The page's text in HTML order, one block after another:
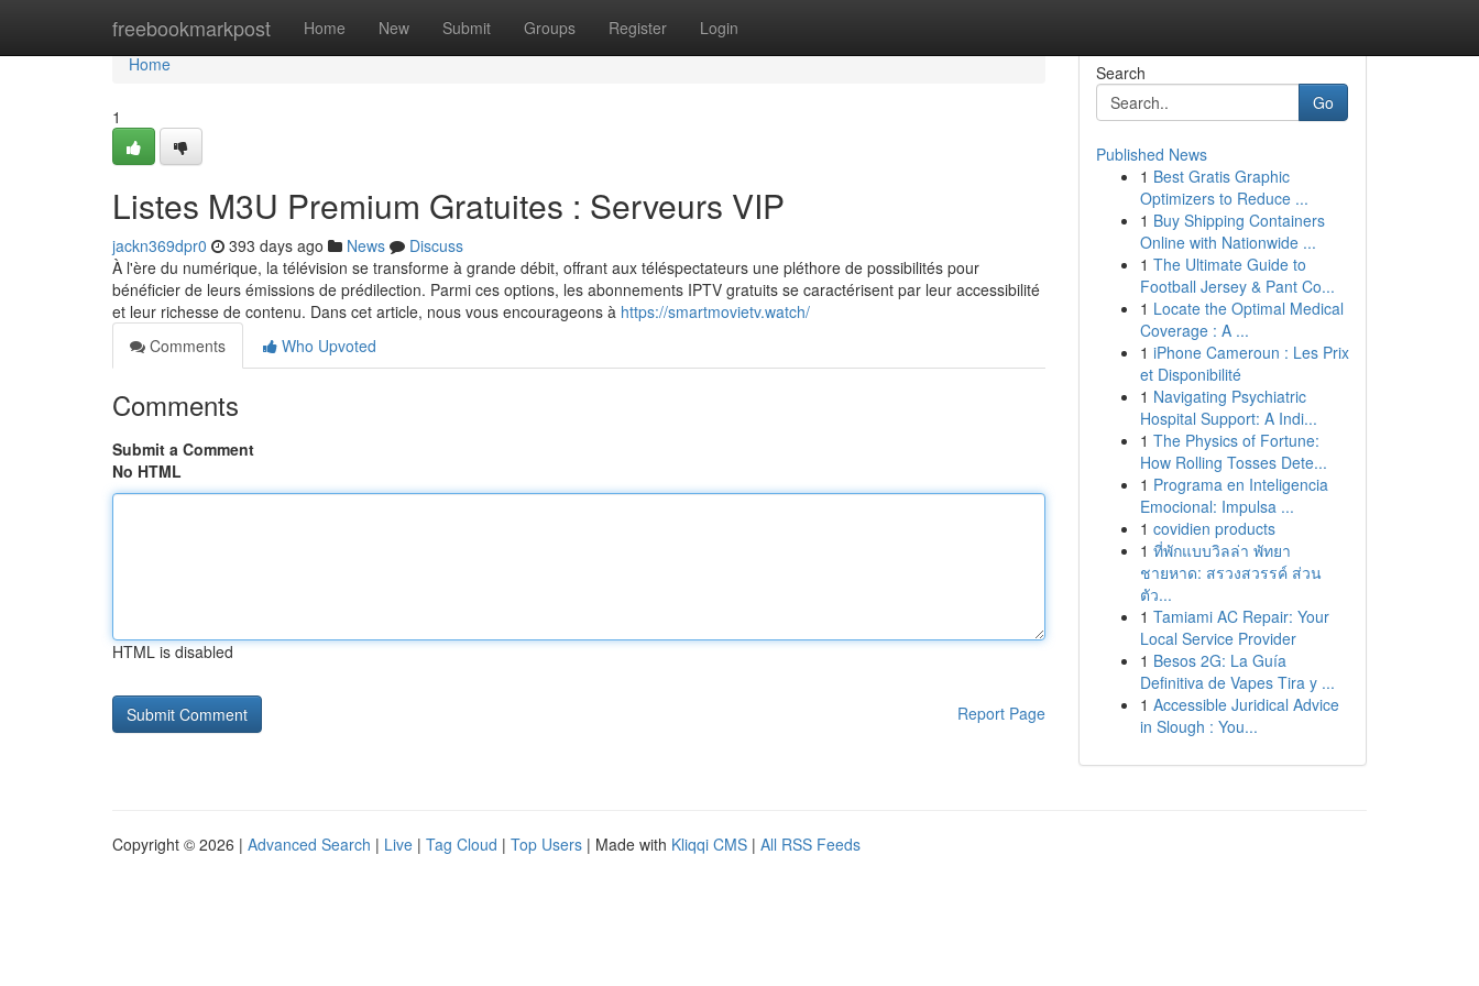
freebookmarkpost Home New Submit Groups Register Login
Home
Home
1
Listes M3U Premium Gratuites : Serveurs VIP
jackn369dpr0 393 days ago News
Discuss
À l'ère du numérique, la télévision se transforme à grande débit, offrant aux téléspectateurs une pléthore de possibilités pour
bénéficier de leurs émissions de prédilection. Parmi ces options, les abonnements IPTV gratuits se caractérisent par leur accessibilité
et leur richesse de contenu. Dans cet article, nous vous encourageons à https://smartmovietv.watch/
Comments
Who Upvoted
Comments
Submit a Comment
No HTML
HTML is disabled
Report Page
Search
Go
Published News
1 Best Gratis Graphic
Optimizers to Reduce ...
1 Buy Shipping Containers
Online with Nationwide ...
1 The Ultimate Guide to
Football Jersey & Pant Co...
1 Locate the Optimal Medical
Coverage : A ...
1 iPhone Cameroun : Les Prix
et Disponibilité
1 Navigating Psychiatric
Hospital Support: A Indi...
1 The Physics of Fortune:
How Rolling Tosses Dete...
1 Programa en Inteligencia
Emocional: Impulsa ...
1 covidien products
1 ที่พักแบบวิลล่า พัทยา
ชายหาด: สรวงสวรรค์ ส่วน
ตัว...
1 Tamiami AC Repair: Your
Local Service Provider
1 Besos 2G: La Guía
Definitiva de Vapes Tira y ...
1 Accessible Juridical Advice
in Slough : You...
Copyright © 2026 | Advanced Search | Live | Tag Cloud | Top Users | Made with Kliqqi CMS | All RSS Feeds